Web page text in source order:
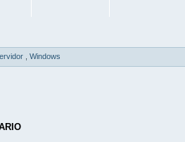
Windows